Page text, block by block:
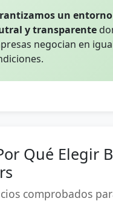
un
y transparente
negocian en
Qué Elegir
comprobados